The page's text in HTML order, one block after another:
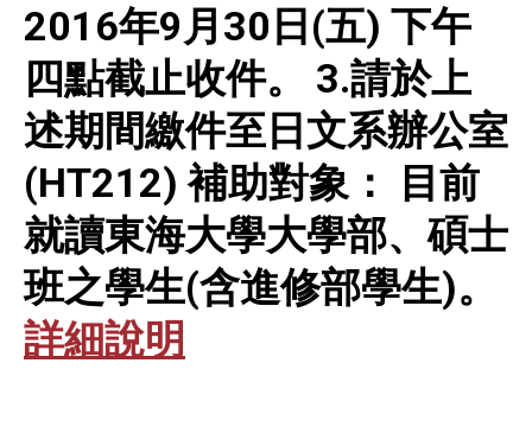
2016年9月30日(五) 下午
四點截止收件。
3.請於上
述期間繳件至日文系辦公室
(HT212) 補助對象：
目前
就讀東海大學大學部、碩士
班之學生(含進修部學生)。
詳細說明